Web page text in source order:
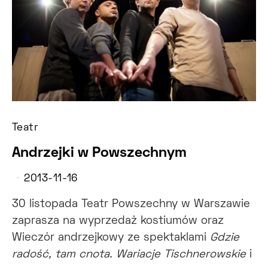
Teatr
Andrzejki w Powszechnym
2013-11-16
30 listopada Teatr Powszechny w Warszawie
zaprasza na wyprzedaż kostiumów oraz
Wieczór andrzejkowy ze spektaklami Gdzie
radość, tam cnota. Wariacje Tischnerowskiei